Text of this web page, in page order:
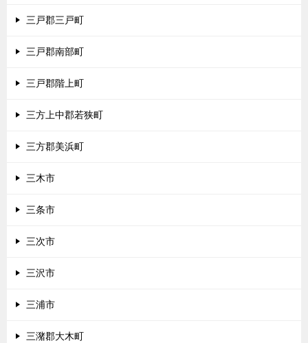
三戸郡三戸町
三戸郡南部町
三戸郡階上町
三方上中郡若狭町
三方郡美浜町
三木市
三条市
三次市
三沢市
三浦市
三潴郡大木町